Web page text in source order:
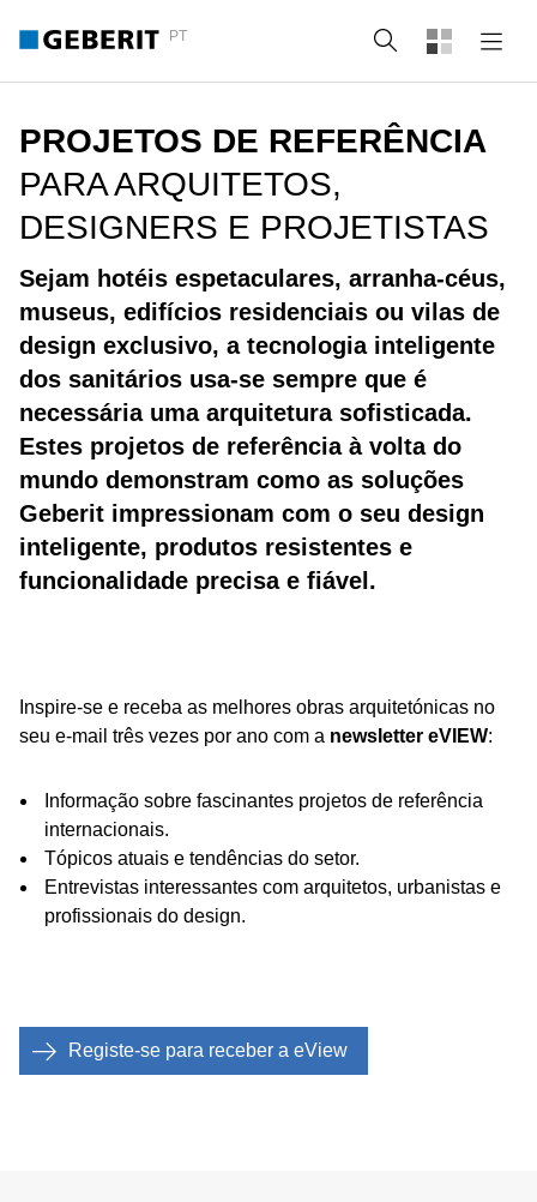
PT Pesquisa
PROJETOS DE REFERÊNCIA
PARA ARQUITETOS,
DESIGNERS E PROJETISTAS
Sejam hotéis espetaculares, arranha-céus,
museus, edifícios residenciais ou vilas de
design exclusivo, a tecnologia inteligente
dos sanitários usa-se sempre que é
necessária uma arquitetura sofisticada.
Estes projetos de referência à volta do
mundo demonstram como as soluções
Geberit impressionam com o seu design
inteligente, produtos resistentes e
funcionalidade precisa e fiável.
Inspire-se e receba as melhores obras arquitetónicas no
seu e-mail três vezes por ano com a newsletter eVIEW:
Informação sobre fascinantes projetos de referência
internacionais.
Tópicos atuais e tendências do setor.
Entrevistas interessantes com arquitetos, urbanistas e
profissionais do design.
Registe-se para receber a eView